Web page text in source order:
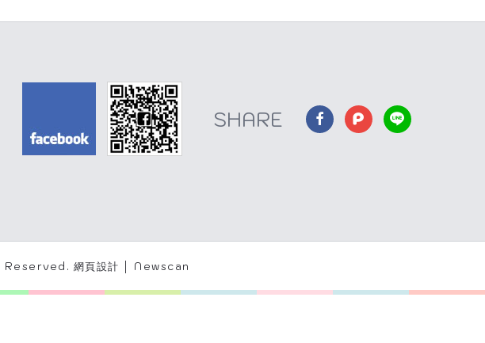
Reserved. 網頁設計 │ Newscan